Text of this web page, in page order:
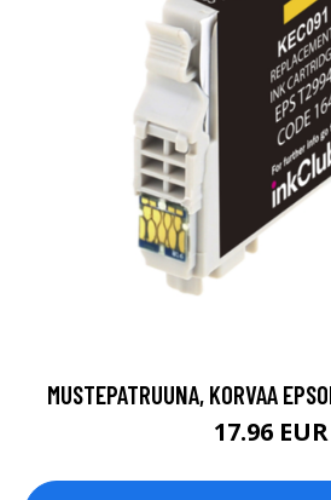
MUSTEPATRUUNA, KORVAA
17.96 EUR